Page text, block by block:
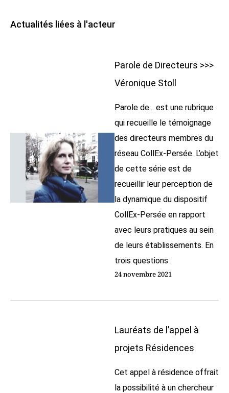
Actualités liées à l'acteur
Parole de Directeurs >>>
Véronique Stoll
Parole de... est une rubrique
qui recueille le témoignage
des directeurs membres du
réseau CollEx-Persée. L’objet
de cette série est de
recueillir leur perception de
la dynamique du dispositif
CollEx-Persée en rapport
avec leurs pratiques au sein
de leurs établissements. En
trois questions :
24 novembre 2021
Lauréats de l’appel à
projets Résidences
Cet appel à résidence offrait
la possibilité à un chercheur